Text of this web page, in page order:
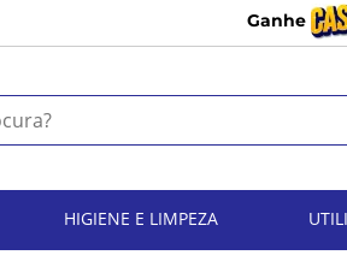
Ganhe
HIGIENE E LIMPEZA